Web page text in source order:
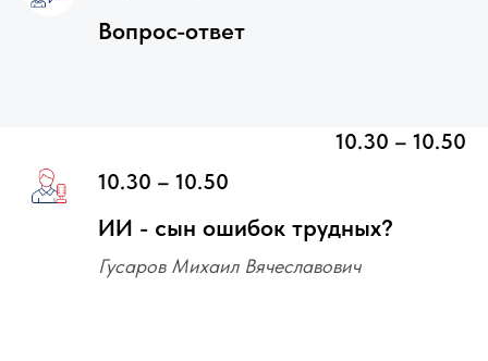
Вопрос-ответ
10.30 – 10.50
10.30 – 10.50
ИИ - сын ошибок трудных?
Гусаров Михаил Вячеславович